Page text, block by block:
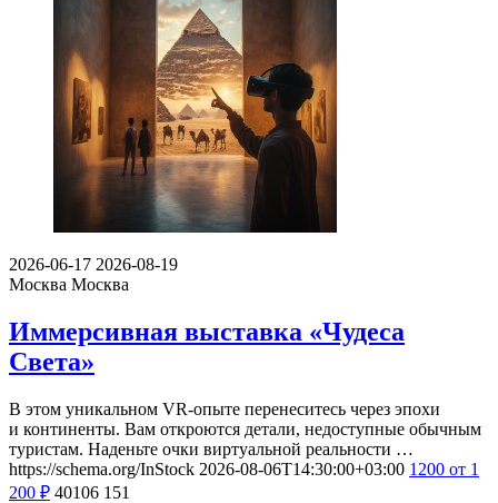
2026-06-17 2026-08-19
Москва Москва
Иммерсивная выставка «Чудеса
Света»
В этом уникальном VR-опыте перенеситесь через эпохи
и континенты. Вам откроются детали, недоступные обычным
туристам. Наденьте очки виртуальной реальности …
https://schema.org/InStock 2026-08-06T14:30:00+03:00 1200 от 1
200 ₽ 40106 151